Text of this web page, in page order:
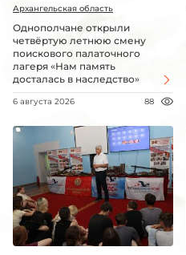
Архангельская область
Однополчане открыли
четвёртую летнюю смену
поискового палаточного
лагеря «Нам память
досталась в наследство»
6 августа 2026 88